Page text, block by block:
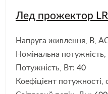
Лед прожектор
Напруга живлення, В,
Номінальна потужність,
Потужність, Вт: 40
Коефіцієнт потужності,